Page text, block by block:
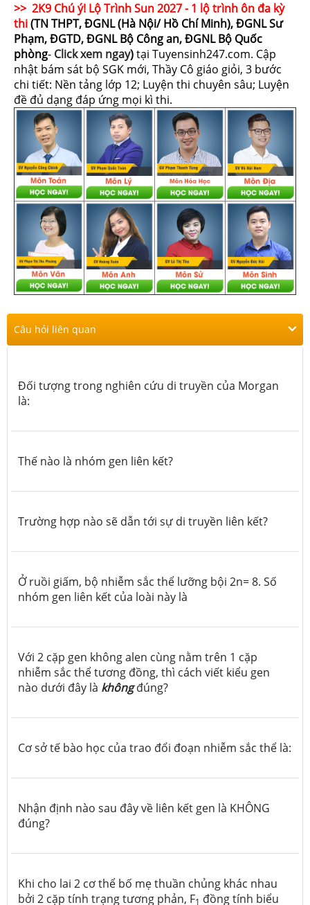
>> 2K9 Chú ý! Lộ Trình Sun 2027 - 1 lộ trình ôn đa kỳ
thi(TN THPT, ĐGNL (Hà Nội/ Hồ Chí Minh), ĐGNL Sư
Phạm, ĐGTD, ĐGNL Bộ Công an, ĐGNL Bộ Quốc
phòng- Click xem ngay)tại Tuyensinh247.com. Cập
nhật bám sát bộ SGK mới, Thầy Cô giáo giỏi, 3 bước
chi tiết: Nền tảng lớp 12; Luyện thi chuyên sâu; Luyện
đề đủ dạng đáp ứng mọi kì thi.
Câu hỏi liên quan
Đối tượng trong nghiên cứu di truyền của Morgan
là:
Thế nào là nhóm gen liên kết?
Trường hợp nào sẽ dẫn tới sự di truyền liên kết?
Ở ruồi giấm, bộ nhiễm sắc thể lưỡng bội 2n= 8. Số
nhóm gen liên kết của loài này là
Với 2 cặp gen không alen cùng nằm trên 1 cặp
nhiễm sắc thể tương đồng, thì cách viết kiểu gen
nào dưới đây là khôngđúng?
Cơ sở tế bào học của trao đổi đoạn nhiễm sắc thể là:
Nhận định nào sau đây về liên kết gen là KHÔNG
đúng?
Khi cho lai 2 cơ thể bố mẹ thuần chủng khác nhau
bởi 2 cặp tính trạng tương phản, F1 đồng tính biểu